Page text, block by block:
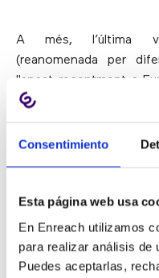
Consentimiento
Esta página web usa
En Enreach utilizamos
para realizar análisis de
Puedes aceptarlas,
A més, l’última
(reanomenada per
llançat recentment a
que es van afegint
divertida a les
accessible des de
necessitat de
pensant en la mobilitat,
utilitzar en tauletes i